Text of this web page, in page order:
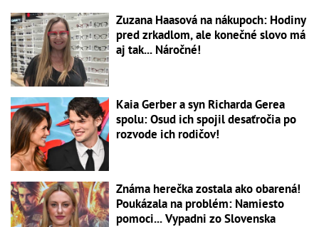
Zuzana Haasová na nákupoch: Hodiny
pred zrkadlom, ale konečné slovo má
aj tak... Náročné!
Kaia Gerber a syn Richarda Gerea
spolu: Osud ich spojil desaťročia po
rozvode ich rodičov!
Známa herečka zostala ako obarená!
Poukázala na problém: Namiesto
pomoci... Vypadni zo Slovenska